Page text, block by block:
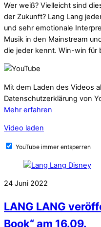
Wer weiß? Vielleicht sind
der Zukunft? Lang Lang
und sehr emotionale
Musik in den Mainstream
die jeder kennt. Win-win für
Mit dem Laden des Videos
Datenschutzerklärung von
Mehr erfahren
Video laden
YouTube immer entsperren
24 Juni 2022
LANG LANG
Book“ am 16.09.